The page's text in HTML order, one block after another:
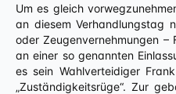
Um es gleich
an diesem Verhandlungstag
oder Zeugenvernehmungen –
an einer so genannten
es sein Wahlverteidiger
„Zuständigkeitsrüge“. Zur